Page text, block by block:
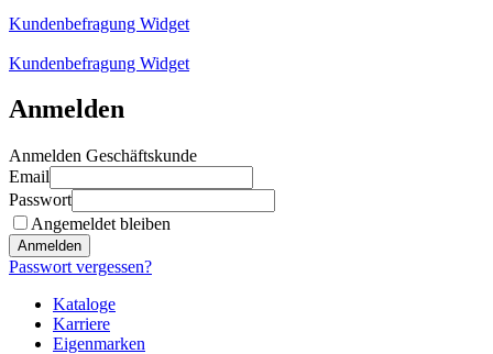
Kundenbefragung Widget
Kundenbefragung Widget
Anmelden
Anmelden Geschäftskunde
Email
Passwort
Angemeldet bleiben
Anmelden
Passwort vergessen?
Kataloge
Karriere
Eigenmarken